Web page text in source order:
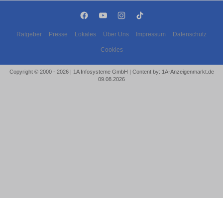
Ratgeber Presse Lokales Über Uns Impressum Datenschutz
Cookies
Copyright © 2000 - 2026 | 1A Infosysteme GmbH | Content by: 1A-Anzeigenmarkt.de
09.08.2026